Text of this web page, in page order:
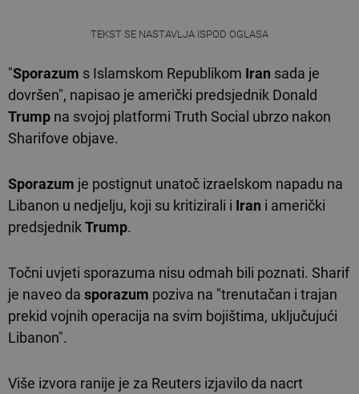
TEKST SE NASTAVLJA ISPOD OGLASA
"Sporazum s Islamskom Republikom Iran sada je
dovršen", napisao je američki predsjednik Donald
Trump na svojoj platformi Truth Social ubrzo nakon
Sharifove objave.
Sporazum je postignut unatoč izraelskom napadu na
Libanon u nedjelju, koji su kritizirali i Iran i američki
predsjednikTrump.
Točni uvjeti sporazuma nisu odmah bili poznati. Sharif
je naveo da sporazum poziva na "trenutačan i trajan
prekid vojnih operacija na svim bojištima, uključujući
Libanon".
Više izvora ranije je za Reuters izjavilo da nacrt